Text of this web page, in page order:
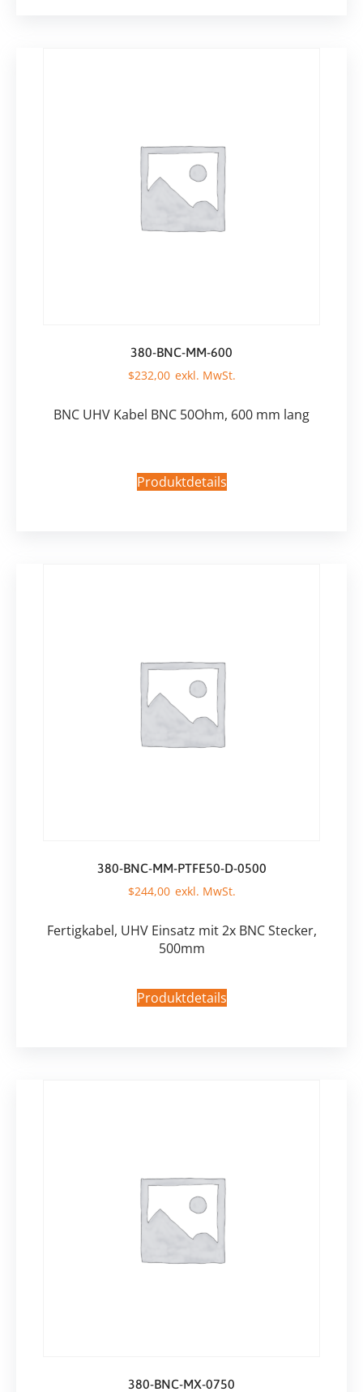
380-BNC-MM-600
$232,00
BNC UHV Kabel BNC 50Ohm, 600 mm lang
Produktdetails
380-BNC-MM-PTFE50-D-0500
$244,00
Fertigkabel, UHV Einsatz mit 2x BNC Stecker,
500mm
Produktdetails
380-BNC-MX-0750